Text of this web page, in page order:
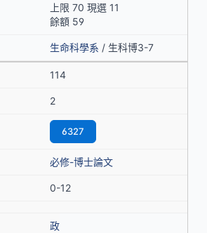
上限 70 現選 11
餘額 59
生命科學系 / 生科博3-7
114
2
6327
必修-博士論文
0-12
政